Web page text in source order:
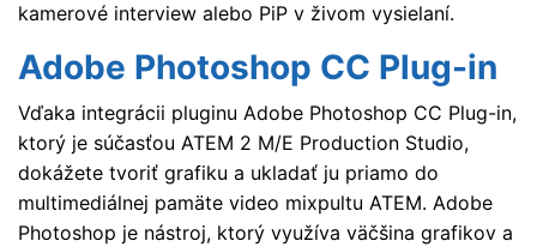
kamerové interview alebo PiP v živom vysielaní.
Adobe Photoshop CC Plug-in
Vďaka integrácii pluginu Adobe Photoshop CC Plug-in,
ktorý je súčasťou ATEM 2 M/E Production Studio,
dokážete tvoriť grafiku a ukladať ju priamo do
multimediálnej pamäte video mixpultu ATEM. Adobe
Photoshop je nástroj, ktorý využíva väčšina grafikov a